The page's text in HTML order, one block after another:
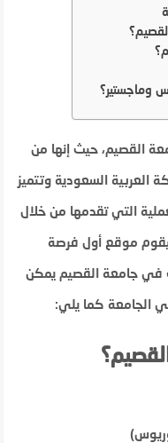
وماجستير؟
القصيم، حيث إنها من
العربية السعودية وتتميز
التي تقدمها من خلال
موقع أول فرصة
في جامعة القصيم يمكن
الجامعة كما يلي: